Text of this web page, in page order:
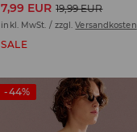
7,99 EUR 19,99 EUR
inkl. MwSt. / zzgl.Versandkosten
SALE
-44%